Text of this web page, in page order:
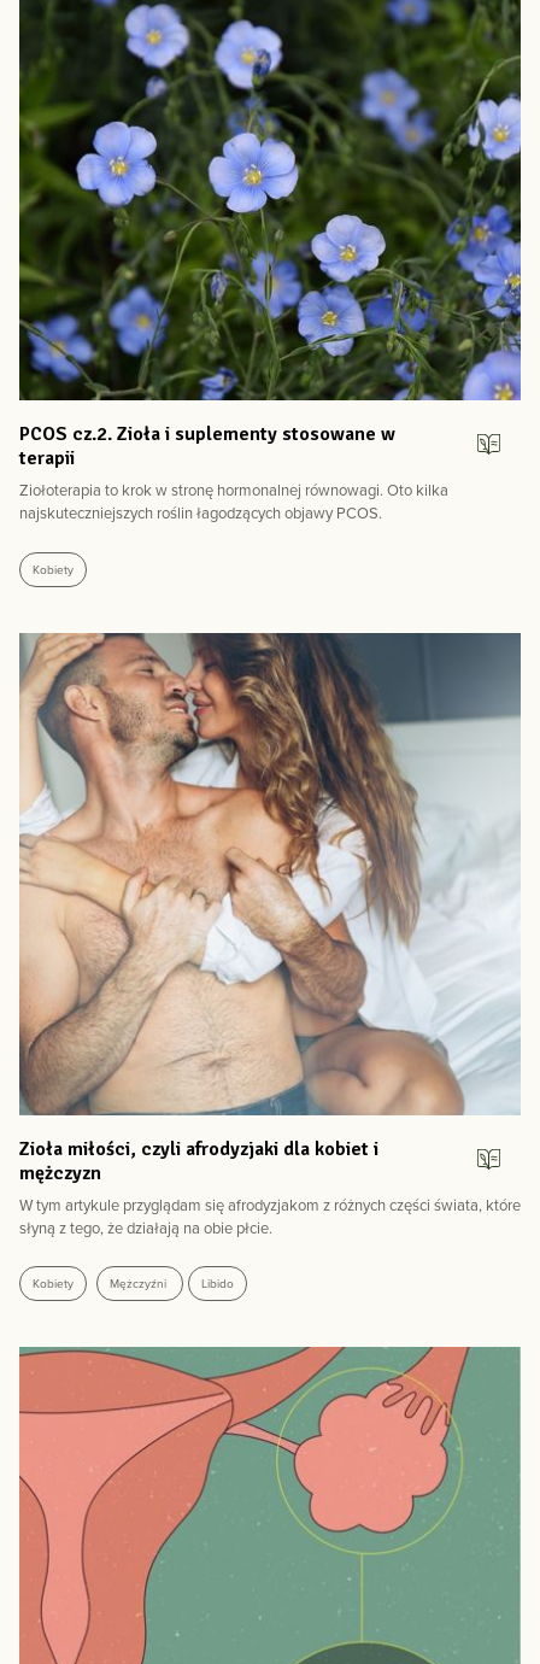
PCOS cz.2. Zioła i suplementy stosowane w
terapii
Ziołoterapia to krok w stronę hormonalnej równowagi. Oto kilka
najskuteczniejszych roślin łagodzących objawy PCOS.
Kobiety
Zioła miłości, czyli afrodyzjaki dla kobiet i
mężczyzn
W tym artykule przyglądam się afrodyzjakom z różnych części świata, które
słyną z tego, że działają na obie płcie.
Kobiety Mężczyźni Libido